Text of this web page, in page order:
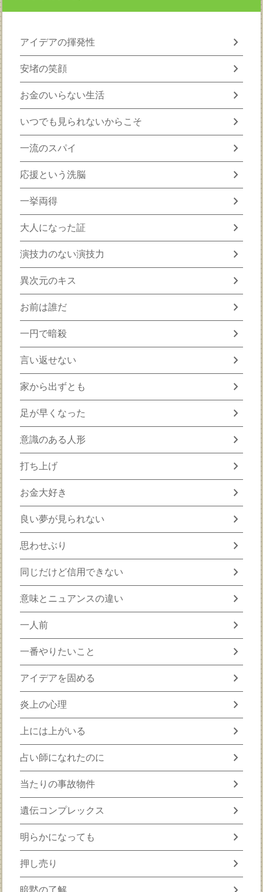
アイデアの揮発性 chevron_right
安堵の笑顔 chevron_right
お金のいらない生活 chevron_right
いつでも見られないからこそ chevron_right
一流のスパイ chevron_right
応援という洗脳 chevron_right
一挙両得 chevron_right
大人になった証 chevron_right
演技力のない演技力 chevron_right
異次元のキス chevron_right
お前は誰だ chevron_right
一円で暗殺 chevron_right
言い返せない chevron_right
家から出ずとも chevron_right
足が早くなった chevron_right
意識のある人形 chevron_right
打ち上げ chevron_right
お金大好き chevron_right
良い夢が見られない chevron_right
思わせぶり chevron_right
同じだけど信用できない chevron_right
意味とニュアンスの違い chevron_right
一人前 chevron_right
一番やりたいこと chevron_right
アイデアを固める chevron_right
炎上の心理 chevron_right
上には上がいる chevron_right
占い師になれたのに chevron_right
当たりの事故物件 chevron_right
遺伝コンプレックス chevron_right
明らかになっても chevron_right
押し売り chevron_right
暗黙の了解